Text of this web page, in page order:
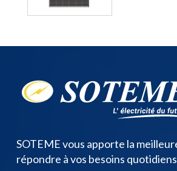
SOTEME vous apporte la
répondre à vos besoins